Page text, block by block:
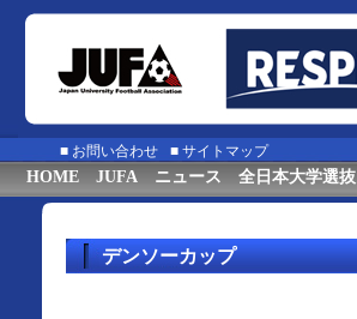
■ お問い合わせ ■ サイトマップ
HOME JUFA ニュース 全日本大学選抜
デンソーカップ